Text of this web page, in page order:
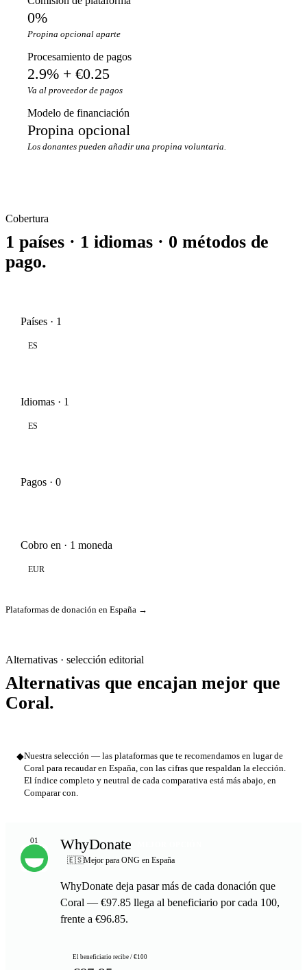
0%
Propina opcional aparte
Procesamiento de pagos
2.9% + €0.25
Va al proveedor de pagos
Modelo de financiación
Propina opcional
Los donantes pueden añadir una propina voluntaria.
Cobertura
1 países · 1 idiomas · 0 métodos de
pago.
Países · 1
ES
Idiomas · 1
ES
Pagos · 0
Cobro en · 1 moneda
EUR
Plataformas de donación en España →
Alternativas · selección editorial
Alternativas que encajan mejor que
Coral.
◆Nuestra selección — las plataformas que te recomendamos en lugar de
Coral para recaudar en España, con las cifras que respaldan la elección.
El índice completo y neutral de cada comparativa está más abajo, en
Comparar con.
01 WhyDonate
🇪🇸Mejor para ONG en España
WhyDonate deja pasar más de cada donación que
Coral — €97.85 llega al beneficiario por cada 100,
frente a €96.85.
El beneficiario recibe / €100